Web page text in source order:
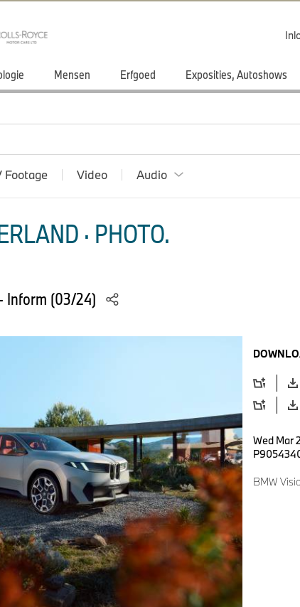
Mensen Erfgoed Exposities, Autoshows
Footage Video Audio
· PHOTO.
Inform (03/24)
Wed Mar
BMW